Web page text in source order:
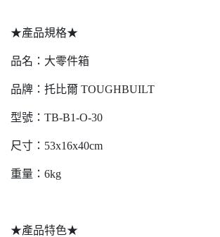
★產品規格★
品名：大零件箱
品牌：托比爾 TOUGHBUILT
型號：TB-B1-O-30
尺寸：53x16x40cm
重量：6kg
★產品特色★